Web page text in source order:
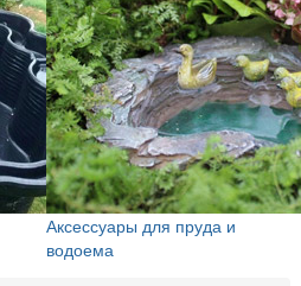
Аксессуары для пруда и
водоема